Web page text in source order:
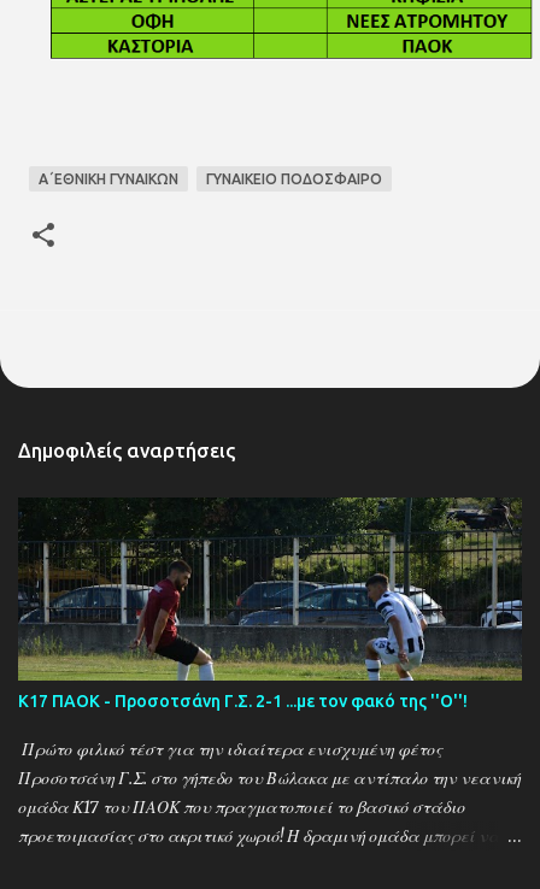
Α΄ΕΘΝΙΚΗ ΓΥΝΑΙΚΩΝ ΓΥΝΑΙΚΕΙΟ ΠΟΔΟΣΦΑΙΡΟ
Δημοφιλείς αναρτήσεις
Κ17 ΠΑΟΚ - Προσοτσάνη Γ.Σ. 2-1 ...με τον φακό της ''Ο''!
Πρώτο φιλικό τέστ για την ιδιαίτερα ενισχυμένη φέτος
Προσοτσάνη Γ.Σ. στο γήπεδο του Βώλακα με αντίπαλο την νεανική
ομάδα Κ17 του ΠΑΟΚ που πραγματοποιεί το βασικό στάδιο
προετοιμασίας στο ακριτικό χωριό! Η δραμινή ομάδα μπορεί να